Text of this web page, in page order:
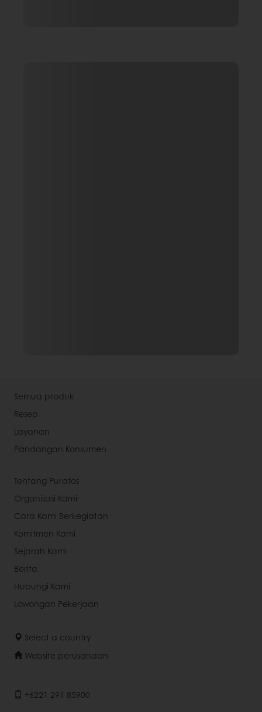
Semua produk
Resep
Layanan
Pandangan Konsumen
Tentang Puratos
Organisasi Kami
Cara Kami Berkegiatan
Komitmen Kami
Sejarah Kami
Berita
Hubungi Kami
Lowongan Pekerjaan
Select a country
Website perusahaan
+6221 291 85900